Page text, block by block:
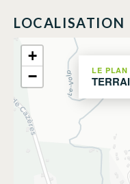
LOCALISATION
LE PLAN
+
−